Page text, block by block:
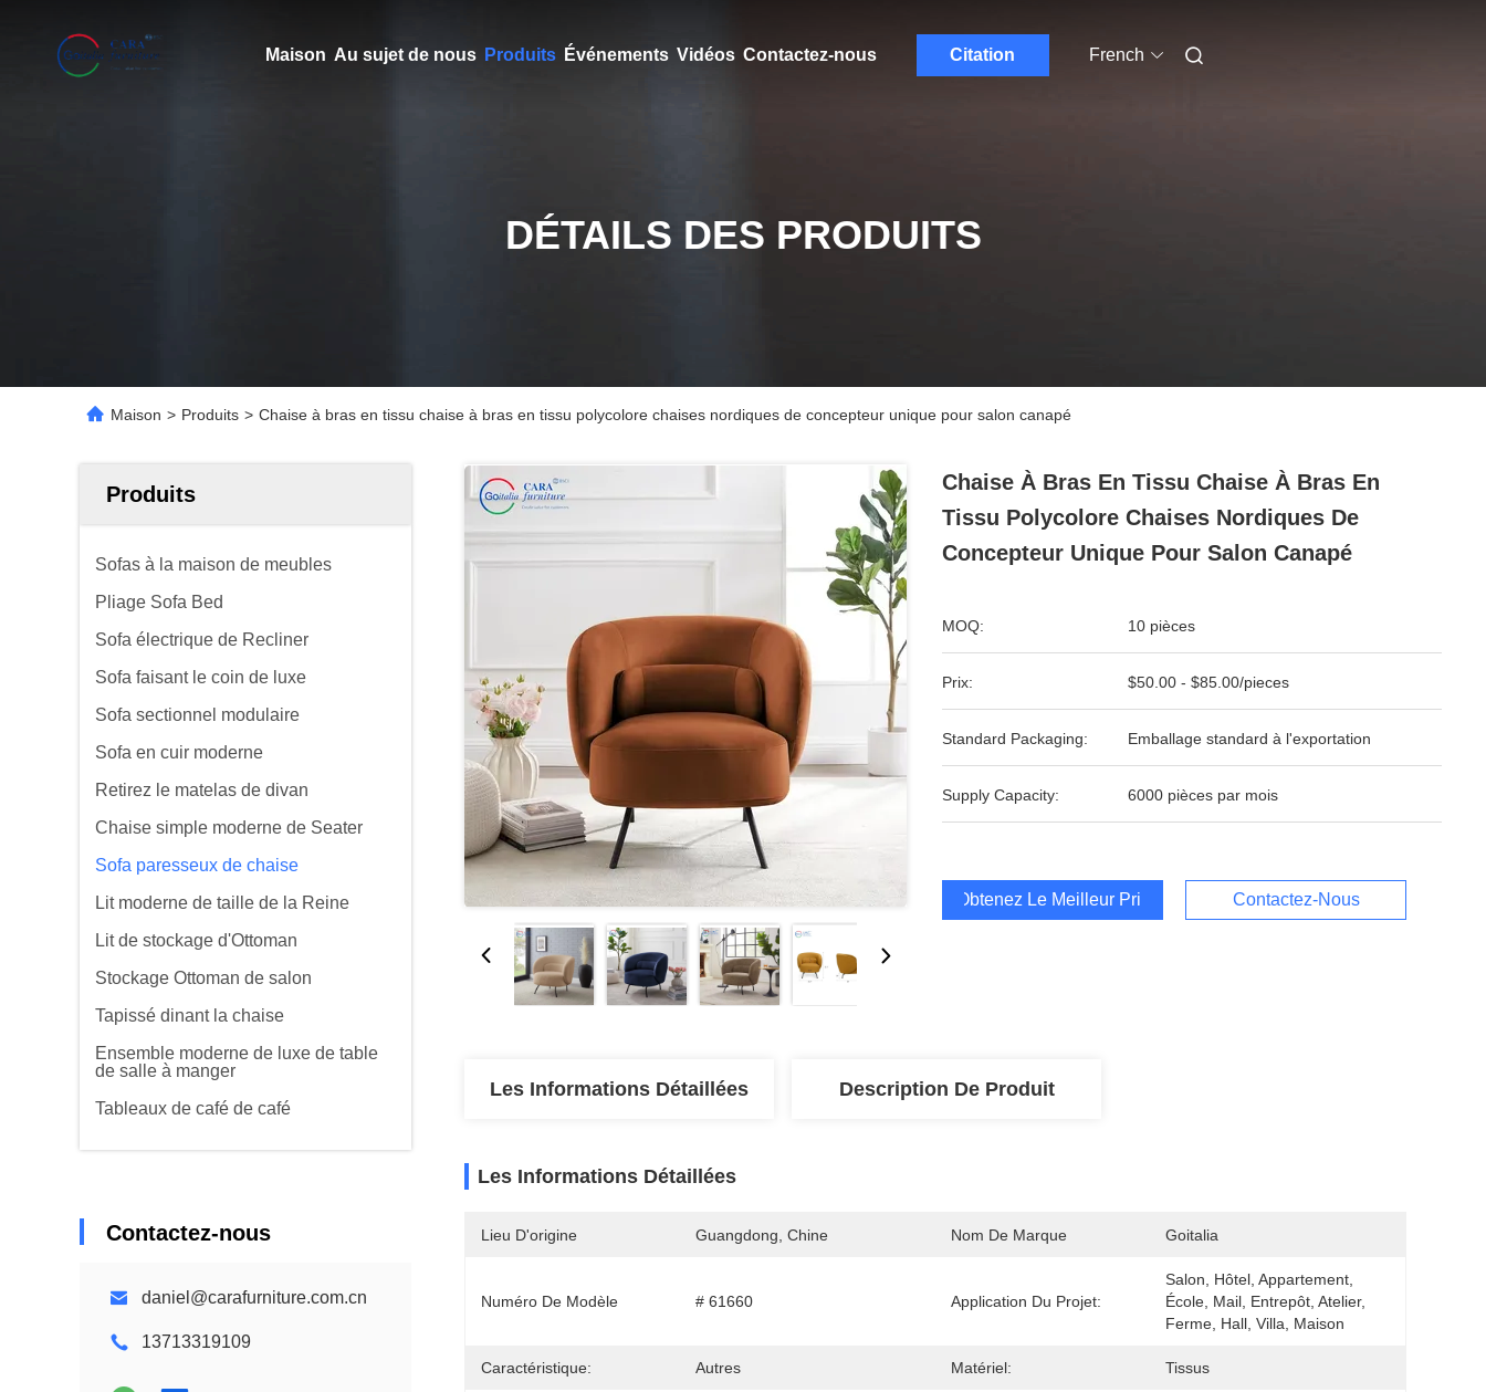
Maison Au sujet de nous Produits Événements Vidéos Contactez-nous Citation French
DÉTAILS DES PRODUITS
Maison > Produits > Chaise à bras en tissu chaise à bras en tissu polycolore chaises nordiques de concepteur unique pour salon canapé
Produits
Sofas à la maison de meubles
Pliage Sofa Bed
Sofa électrique de Recliner
Sofa faisant le coin de luxe
Sofa sectionnel modulaire
Sofa en cuir moderne
Retirez le matelas de divan
Chaise simple moderne de Seater
Sofa paresseux de chaise
Lit moderne de taille de la Reine
Lit de stockage d'Ottoman
Stockage Ottoman de salon
Tapissé dinant la chaise
Ensemble moderne de luxe de table
de salle à manger
Tableaux de café de café
Contactez-nous
daniel@carafurniture.com.cn
13713319109
Chaise À Bras En Tissu Chaise À Bras En
Tissu Polycolore Chaises Nordiques De
Concepteur Unique Pour Salon Canapé
MOQ: 10 pièces
Prix: $50.00 - $85.00/pieces
Standard Packaging: Emballage standard à l'exportation
Supply Capacity: 6000 pièces par mois
Obtenez Le Meilleur Prix Contactez-Nous
Les Informations Détaillées Description De Produit
Les Informations Détaillées
Lieu D'origine Guangdong, Chine Nom De Marque Goitalia
Numéro De Modèle # 61660 Application Du Projet:
Salon, Hôtel, Appartement,
École, Mail, Entrepôt, Atelier,
Ferme, Hall, Villa, Maison
Caractéristique: Autres Matériel: Tissus